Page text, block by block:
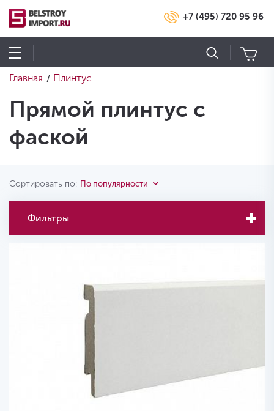
+7 (495) 720 95 96
Главная / Плинтус
Прямой плинтус с
фаской
Сортировать по: По популярности
Фильтры